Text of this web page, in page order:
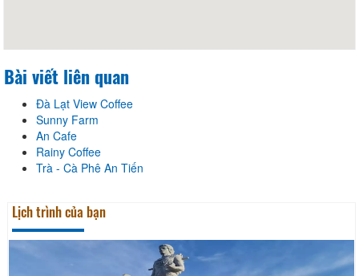
Bài viết liên quan
Đà Lạt View Coffee
Sunny Farm
An Cafe
Rainy Coffee
Trà - Cà Phê An Tiến
Lịch trình của bạn